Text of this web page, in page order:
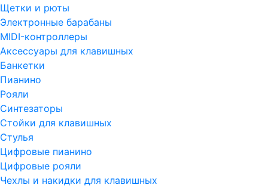
Щетки и рюты
Электронные барабаны
MIDI-контроллеры
Аксессуары для клавишных
Банкетки
Пианино
Рояли
Синтезаторы
Стойки для клавишных
Стулья
Цифровые пианино
Цифровые рояли
Чехлы и накидки для клавишных